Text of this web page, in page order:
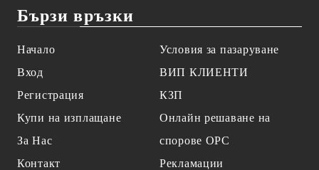
Бързи връзки
Начало
Вход
Регистрация
Купи на изплащане
За Нас
Контакт
Условия за пазаруване
ВИП КЛИЕНТИ
КЗП
Онлайн решаване на
спорове OPC
Рекламации